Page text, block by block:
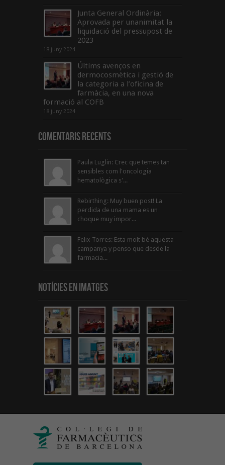
Junta General Ordinària:
Aprovada per unanimitat la
liquidació del pressupost de
2023
18 juny 2024
Últims avenços en
dermocosmètica i gestió de
la categoria a l’oficina de
farmàcia, en una nova
formació al COFB
18 juny 2024
Comentaris Recents
Paula Luglin: Crec que temes tan
sensibles com l'oncologia
hematològica s'...
Rebirthing: Muy buen post! La
perdida de una mama es un
choque muy impor...
Felix Torres: Esta molt bé aquesta
campanya y penso que desde la
farmacia...
Notícies en Imatges